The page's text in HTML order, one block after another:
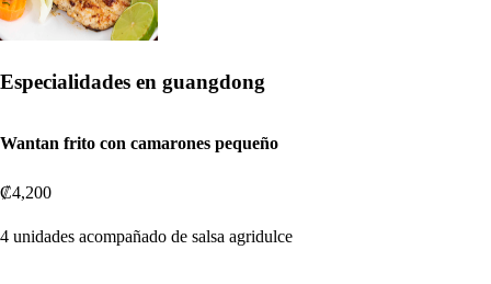
Especialidades en guangdong
Wantan frito con camarones pequeño
₡4,200
4 unidades acompañado de salsa agridulce